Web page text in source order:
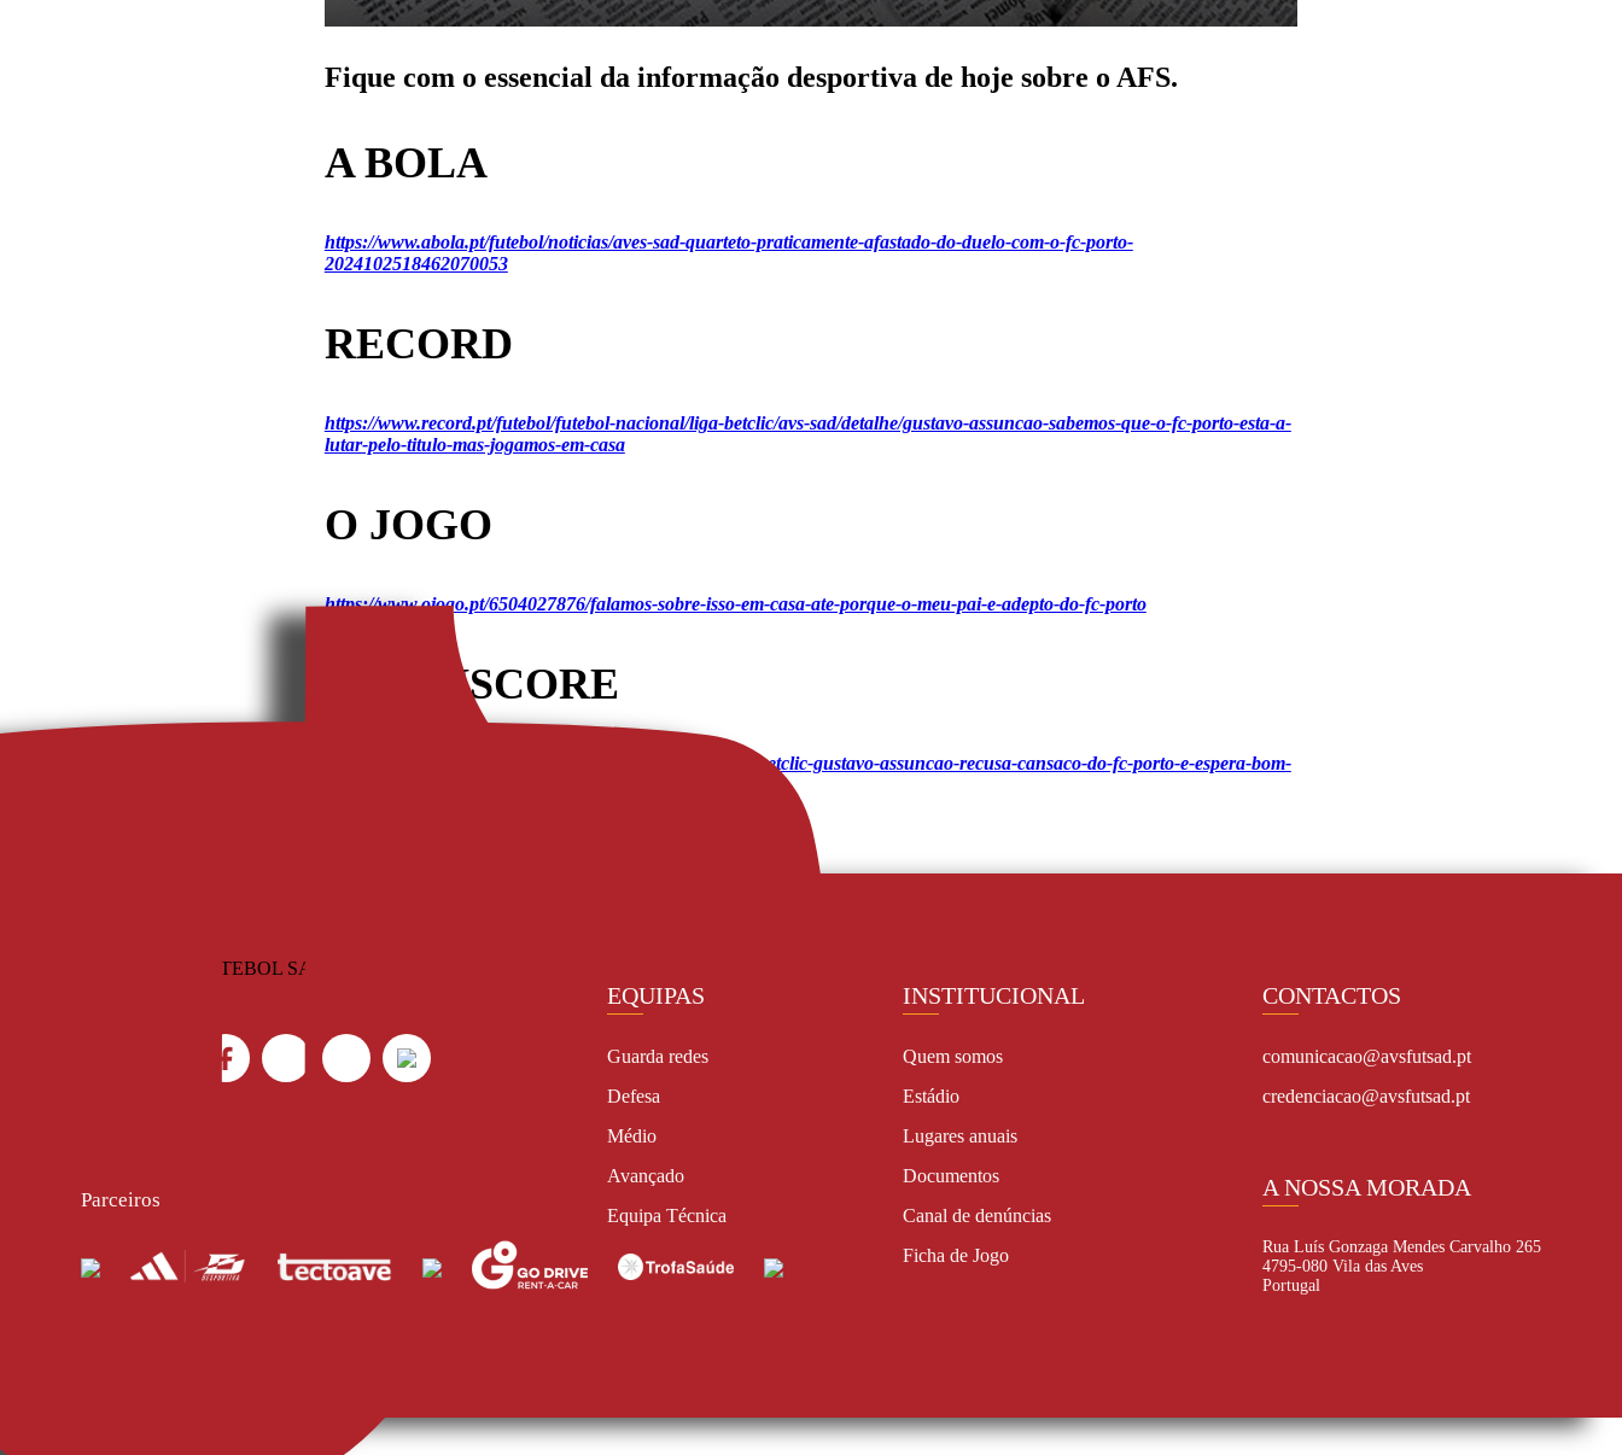
Fique com o essencial da informação desportiva de hoje sobre o AFS.
A BOLA
https://www.abola.pt/futebol/noticias/aves-sad-quarteto-praticamente-afastado-do-duelo-com-o-fc-porto-
2024102518462070053
RECORD
https://www.record.pt/futebol/futebol-nacional/liga-betclic/avs-sad/detalhe/gustavo-assuncao-sabemos-que-o-fc-porto-esta-a-
lutar-pelo-titulo-mas-jogamos-em-casa
O JOGO
https://www.ojogo.pt/6504027876/falamos-sobre-isso-em-casa-ate-porque-o-meu-pai-e-adepto-do-fc-porto
FLASHSCORE
https://www.flashscore.pt/noticias/futebol-liga-portugal-betclic-gustavo-assuncao-recusa-cansaco-do-fc-porto-e-espera-bom-
Parceiros
EQUIPAS
Guarda redes
Defesa
Médio
Avançado
Equipa Técnica
INSTITUCIONAL
Quem somos
Estádio
Lugares anuais
Documentos
Canal de denúncias
Ficha de Jogo
CONTACTOS
comunicacao@avsfutsad.pt
credenciacao@avsfutsad.pt
A NOSSA MORADA
Rua Luís Gonzaga Mendes Carvalho 265
4795-080 Vila das Aves
Portugal